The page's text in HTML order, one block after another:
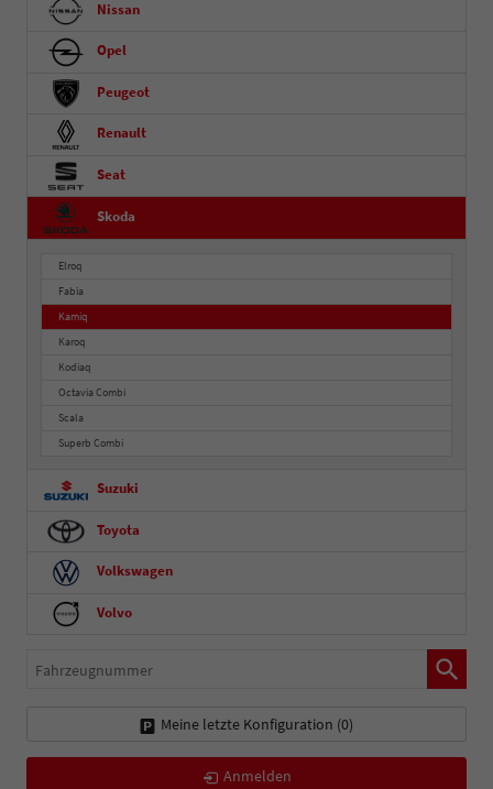
Nissan
Opel
Peugeot
Renault
Seat
Skoda
Elroq
Fabia
Kamiq
Karoq
Kodiaq
Octavia Combi
Scala
Superb Combi
Suzuki
Toyota
Volkswagen
Volvo
Fahrzeugnummer
Meine letzte Konfiguration (0)
Anmelden